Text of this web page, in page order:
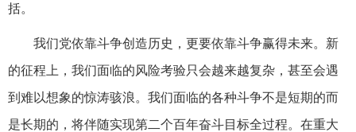
括。
我们党依靠斗争创造历史，更要依靠斗争赢得未来。新
的征程上，我们面临的风险考验只会越来越复杂，甚至会遇
到难以想象的惊涛骇浪。我们面临的各种斗争不是短期的而
是长期的，将伴随实现第二个百年奋斗目标全过程。在重大